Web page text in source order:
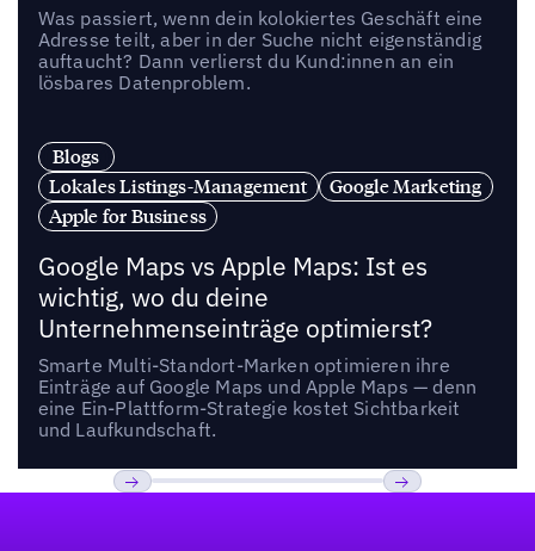
Was passiert, wenn dein kolokiertes Geschäft eine
Adresse teilt, aber in der Suche nicht eigenständig
auftaucht? Dann verlierst du Kund:innen an ein
lösbares Datenproblem.
Blogs
Lokales Listings-Management
Google Marketing
Apple for Business
Google Maps vs Apple Maps: Ist es
wichtig, wo du deine
Unternehmenseinträge optimierst?
Smarte Multi-Standort-Marken optimieren ihre
Einträge auf Google Maps und Apple Maps — denn
eine Ein-Plattform-Strategie kostet Sichtbarkeit
und Laufkundschaft.